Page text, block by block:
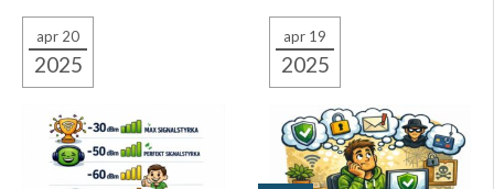
apr 20
2025
apr 19
2025